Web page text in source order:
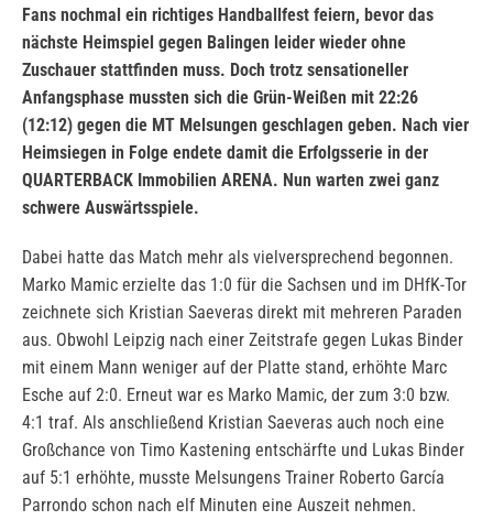
Fans nochmal ein richtiges Handballfest feiern, bevor das
nächste Heimspiel gegen Balingen leider wieder ohne
Zuschauer stattfinden muss. Doch trotz sensationeller
Anfangsphase mussten sich die Grün-Weißen mit 22:26
(12:12) gegen die MT Melsungen geschlagen geben. Nach vier
Heimsiegen in Folge endete damit die Erfolgsserie in der
QUARTERBACK Immobilien ARENA. Nun warten zwei ganz
schwere Auswärtsspiele.
Dabei hatte das Match mehr als vielversprechend begonnen.
Marko Mamic erzielte das 1:0 für die Sachsen und im DHfK-Tor
zeichnete sich Kristian Saeveras direkt mit mehreren Paraden
aus. Obwohl Leipzig nach einer Zeitstrafe gegen Lukas Binder
mit einem Mann weniger auf der Platte stand, erhöhte Marc
Esche auf 2:0. Erneut war es Marko Mamic, der zum 3:0 bzw.
4:1 traf. Als anschließend Kristian Saeveras auch noch eine
Großchance von Timo Kastening entschärfte und Lukas Binder
auf 5:1 erhöhte, musste Melsungens Trainer Roberto García
Parrondo schon nach elf Minuten eine Auszeit nehmen.